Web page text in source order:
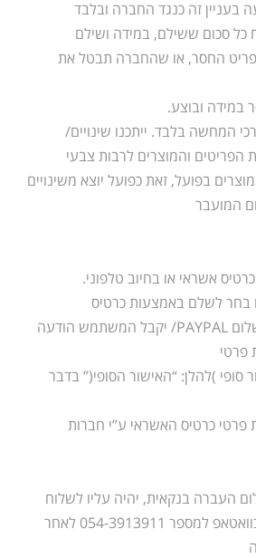
בעניין זה כנגד החברה ובלבד
סכום ששילם, במידה ושילם
החסר, או שהחברה תבטל את
במידה ובוצע.
המחשה בלבד. ייתכנו שינויים/
הפריטים והמוצרים לרבות צבעי
בפועל, זאת כפועל יוצא משינויים
המועבר
אשראי או בחיוב טלפוני.
בחר לשלם באמצעות כרטיס
אשראי/אפליקציית תשלום PAYPAL/ יקבל המשתמש הודעה
פרטי
)להלן: “האישור הסופי(” בדבר
פרטי כרטיס האשראי ע”י חברות
העברה בנקאית, יהיה עליו לשלוח
העתק פרטי העברה בוואטאפ למספר 054-3913911 לאחר